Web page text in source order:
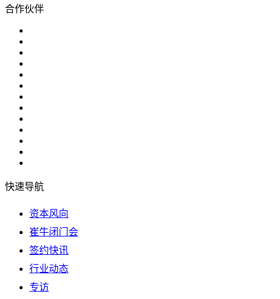
合作伙伴
快速导航
资本风向
崔牛闭门会
签约快讯
行业动态
专访